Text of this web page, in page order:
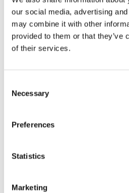
our social media, advertising
may combine it with other
provided to them or that they’ve
of their services.
Selection
Necessary
Preferences
Statistics
Marketing
Układ kierowniczy
(84)